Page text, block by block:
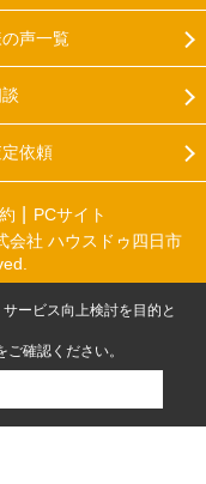
声一覧
依頼
PCサイト
会社 ハウスドゥ四日市
ービス向上検討を目的と
ご確認ください。